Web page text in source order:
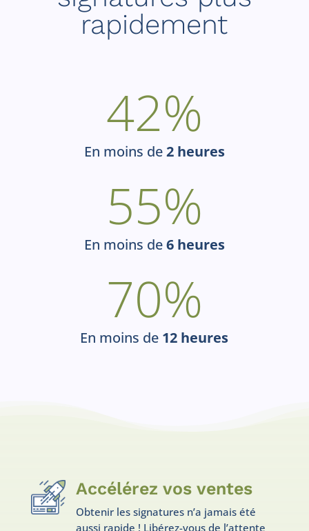
rapidement
42%
En moins de2 heures
55%
En moins de6 heures
70%
En moins de 12 heures
Accélérez vos ventes
Obtenir les signatures n’a jamais été
aussi rapide ! Libérez-vous de l’attente